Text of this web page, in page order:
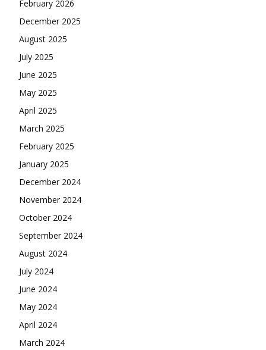
February 2026
December 2025
August 2025
July 2025
June 2025
May 2025
April 2025
March 2025
February 2025
January 2025
December 2024
November 2024
October 2024
September 2024
August 2024
July 2024
June 2024
May 2024
April 2024
March 2024